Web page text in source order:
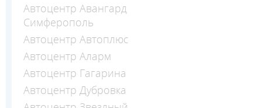
Автоцентр Авангард
Симферополь
Автоцентр Автоплюс
Автоцентр Аларм
Автоцентр Гагарина
Автоцентр Дубровка